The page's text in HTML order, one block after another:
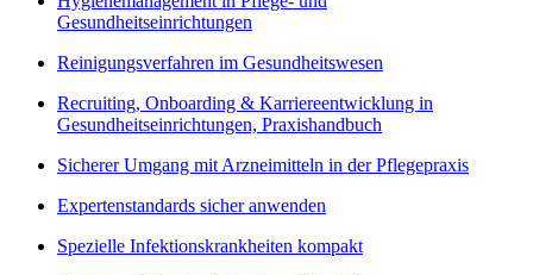
Gesundheitseinrichtungen
Reinigungsverfahren im Gesundheitswesen
Recruiting, Onboarding & Karriereentwicklung in
Gesundheitseinrichtungen, Praxishandbuch
Sicherer Umgang mit Arzneimitteln in der Pflegepraxis
Expertenstandards sicher anwenden
Spezielle Infektionskrankheiten kompakt